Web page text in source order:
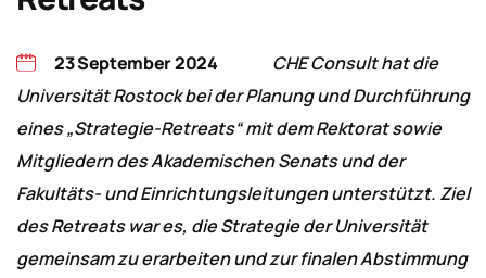
23 September 2024
CHE Consult hat die
Universität Rostock bei der Planung und Durchführung
eines „Strategie-Retreats“ mit dem Rektorat sowie
Mitgliedern des Akademischen Senats und der
Fakultäts- und Einrichtungsleitungen unterstützt. Ziel
des Retreats war es, die Strategie der Universität
gemeinsam zu erarbeiten und zur finalen Abstimmung